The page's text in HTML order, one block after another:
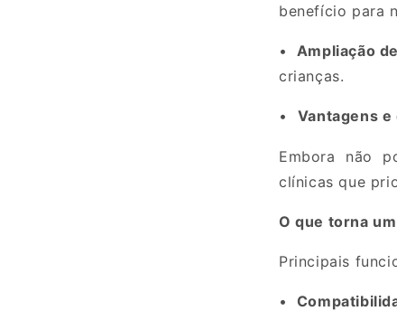
benefício para
• Ampliação
crianças.
• Vantagens
Embora não
clínicas que
O que torna
Principais
•